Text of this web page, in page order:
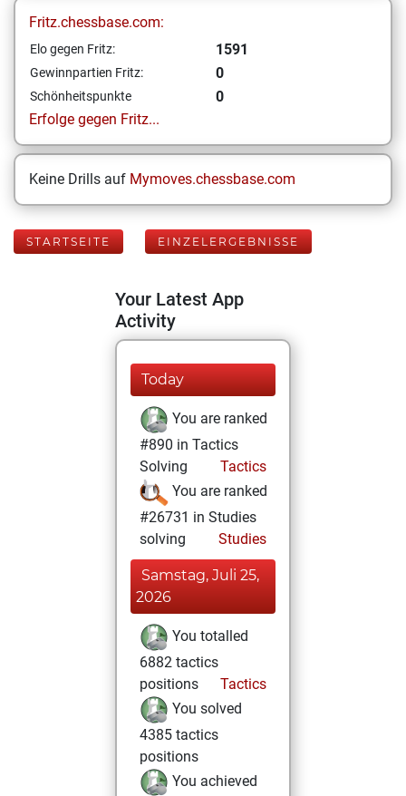
Fritz.chessbase.com:
Elo gegen Fritz: 1591
Gewinnpartien Fritz: 0
Schönheitspunkte
0
Erfolge gegen Fritz...
Keine Drills auf Mymoves.chessbase.com
STARTSEITE EINZELERGEBNISSE
Your Latest App
Activity
Today
You are ranked
#890 in Tactics
Solving
Tactics
You are ranked
#26731 in Studies
solving
Studies
Samstag, Juli 25,
2026
You totalled
6882 tactics
positions
Tactics
You solved
4385 tactics
positions
You achieved